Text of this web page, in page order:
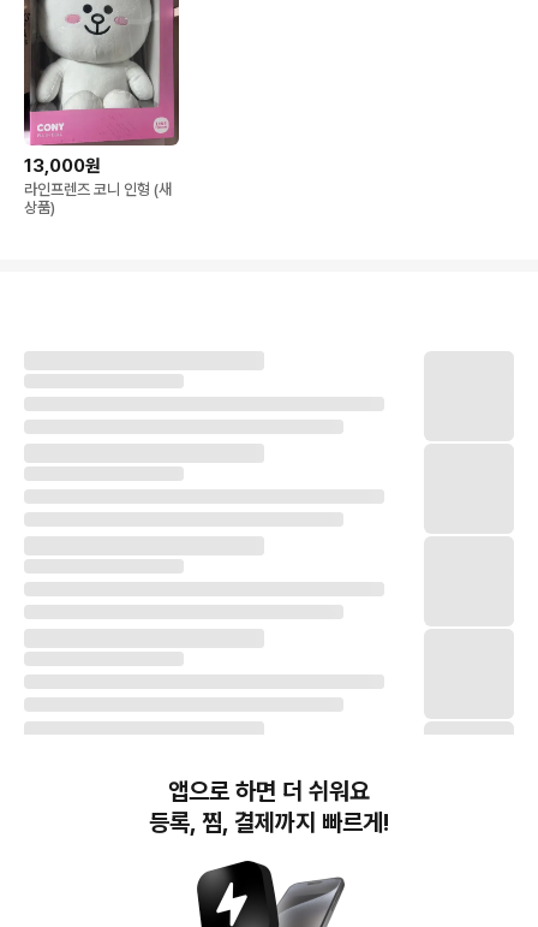
13,000원
라인프렌즈 코니 인형 (새
상품)
앱으로 하면 더 쉬워요
등록, 찜, 결제까지 빠르게!